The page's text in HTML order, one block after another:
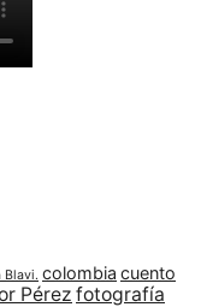
Blavi. colombia cuento
Pérez fotografía